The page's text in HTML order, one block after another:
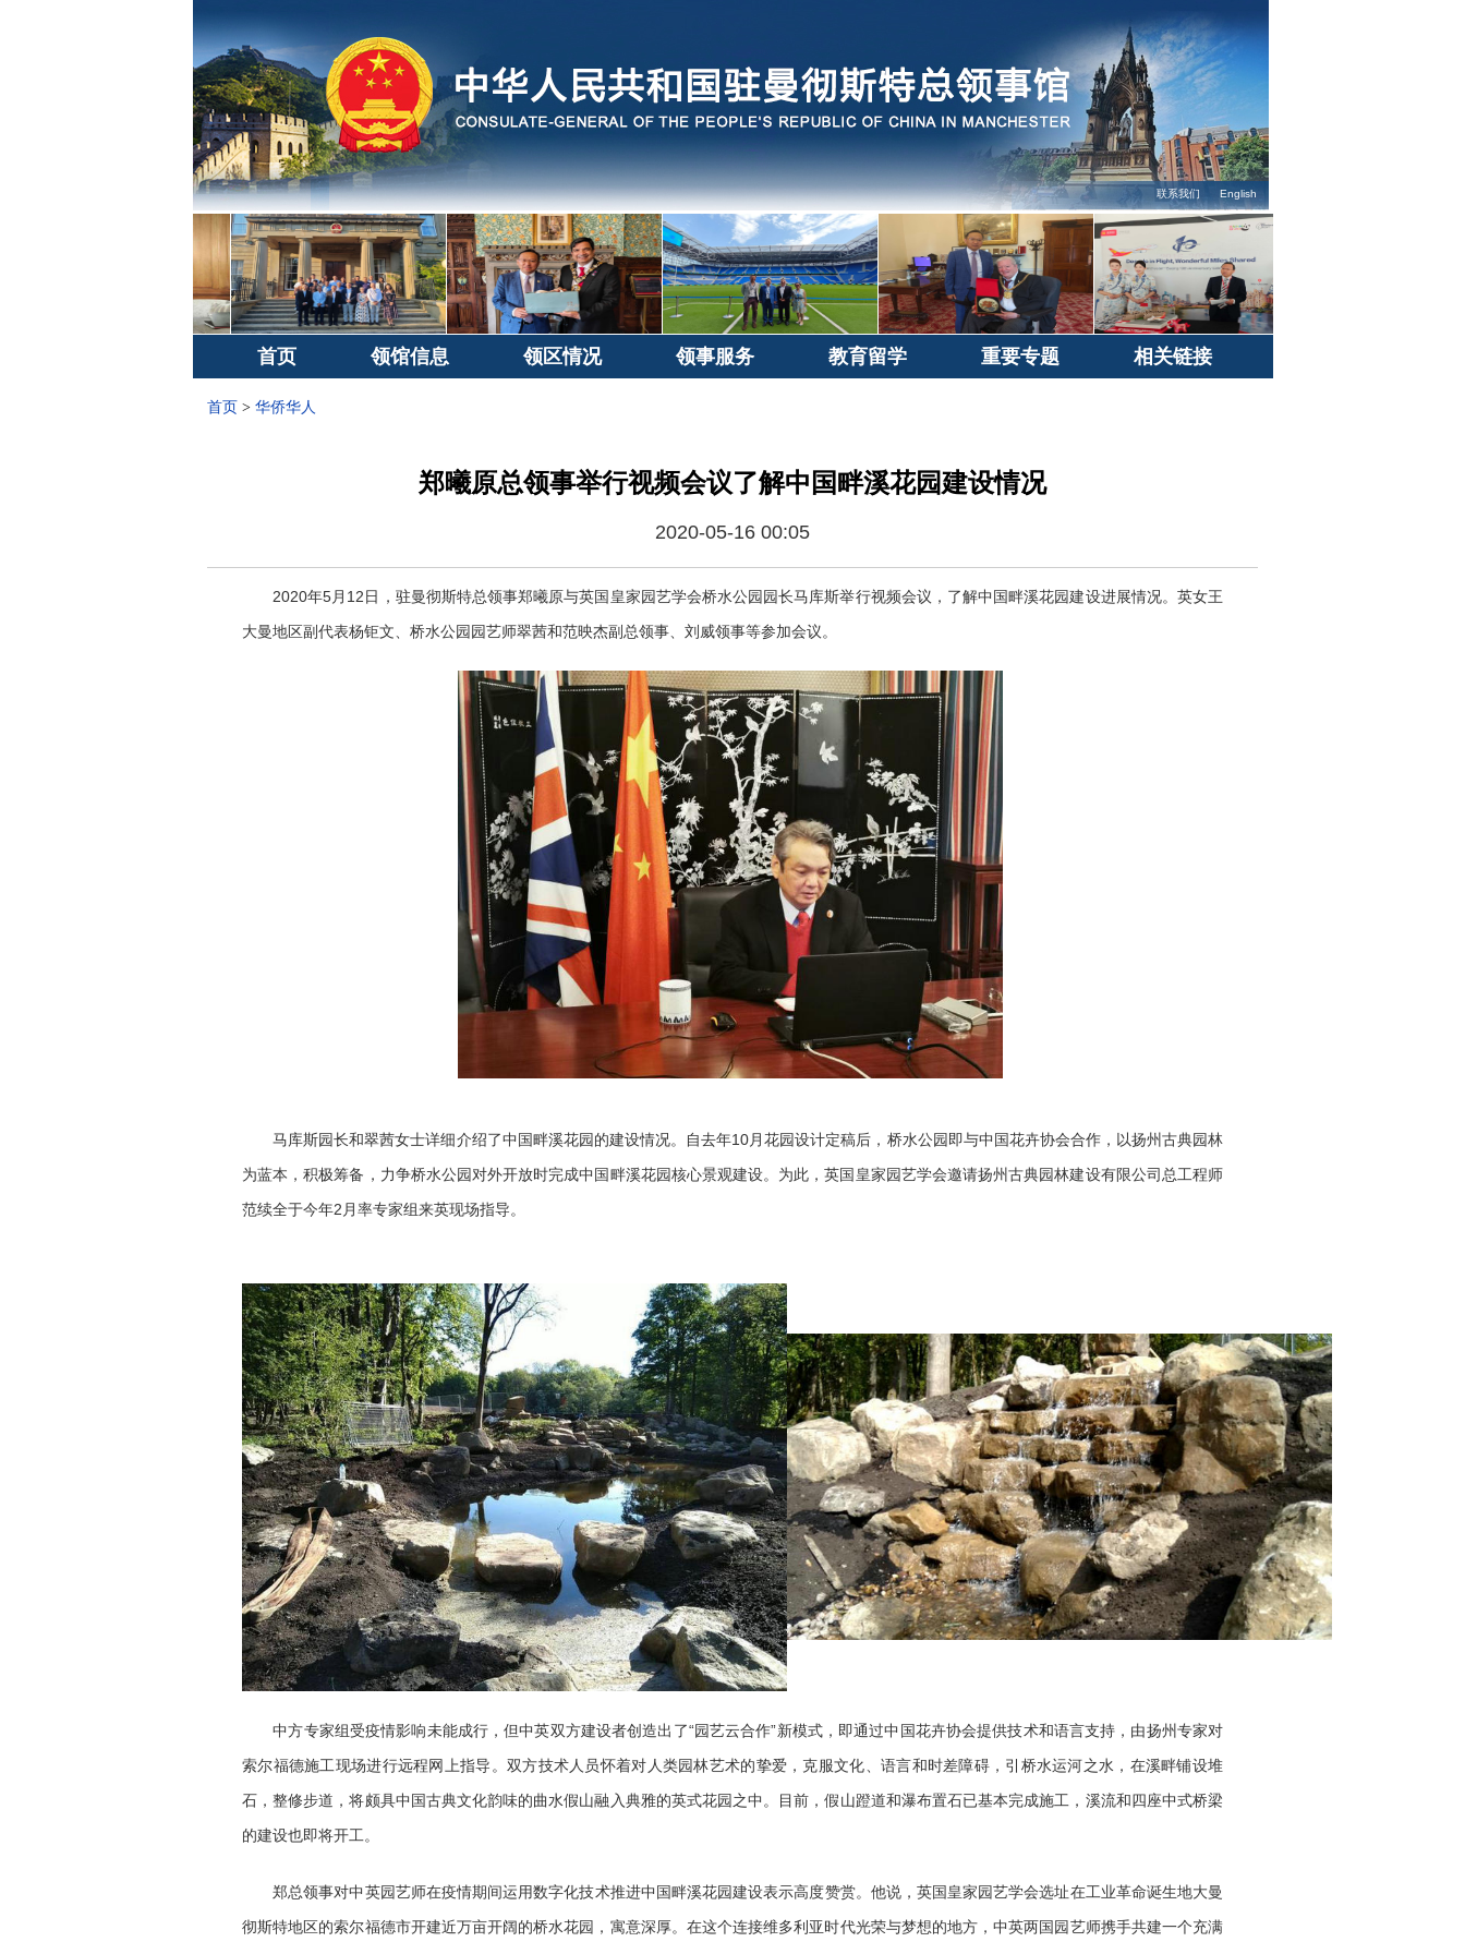
联系我们 English
首页 领馆信息 领区情况 领事服务 教育留学 重要专题 相关链接
首页 > 华侨华人
郑曦原总领事举行视频会议了解中国畔溪花园建设情况
2020-05-16 00:05
2020年5月 12日，驻曼彻斯特总领事郑曦原与英国皇家园艺学会桥水公园园长马库斯举行视频会议， 了解中国畔溪花园建设进展情况。 英女王
大曼地区副代表杨钜文
桥水公园园艺师翠茜和范映杰副总领事、 刘威领事等参加会议。
马库斯园长和翠茜女士详细介绍了中国畔溪花园的建设情况。自去年10月花园设计定稿后，桥水公园即与中国花卉协会合作 ，以扬州古典园林
为蓝本，积极筹备，力争桥水公园对外开放时完成中国畔溪花园核心景观建设。为此，英国皇家园艺学会邀请扬州古典园林建设有限公司总工程师
范续全于今年2 月率专家组来英现场指导。
中方专家组受疫情影响未能成行，但中英双方建设者创造出了“园艺云合作”新模式， 即通过中国花卉协会提供技术和语言支持，由扬州专家对
索尔福德施工现场进行远程网上指导。双方技术人员怀着对 人类园林艺术的挚爱，克服文化、语言和时差障碍，引桥水运河之水，在溪畔铺设堆
石，整修步道，将颇具中国古典文化韵味的曲水假山融入典雅的英式花园之中。目前，假山蹬道和瀑布置石已基本完成施工， 溪流和四座中式桥梁
的建设也即将开工。
郑总领事对中英园艺师在疫情期间运用数字化技术推进中国畔溪花园建设表示高度赞赏。他说，英国皇家园艺学会选址在工业革命诞生地大曼
彻斯特地区的索尔福德市开建近万亩开阔的桥水花园， 寓意深厚。在这个连接维多利亚时代光荣与梦想的地方 ，中英两国园艺师携手共建一个充满